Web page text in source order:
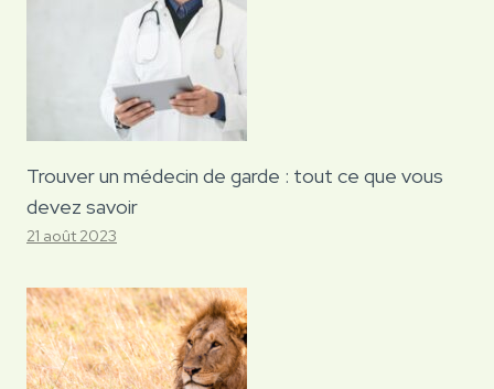
Trouver un médecin de garde : tout ce que vous
devez savoir
21 août 2023